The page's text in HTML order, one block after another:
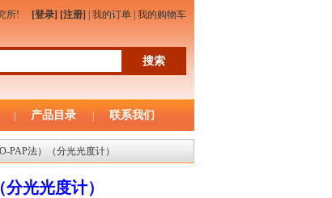
究所! [登录] [注册] 我的订单| 我的购物车
产品目录 联系我们
PAP法）（分光光度计）
光光度计）